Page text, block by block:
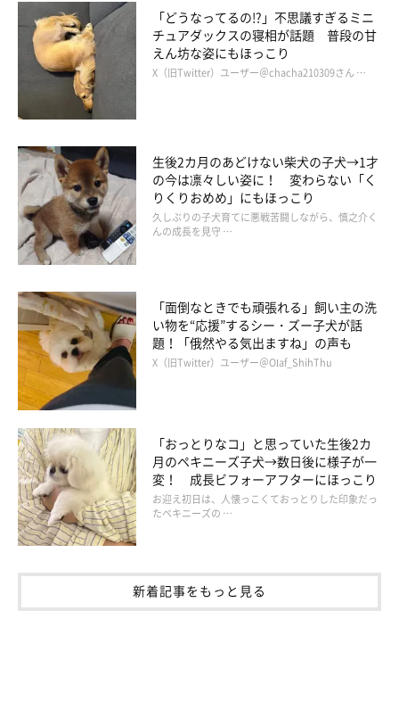
「どうなってるの!?」不思議すぎるミニ
チュアダックスの寝相が話題 普段の甘
えん坊な姿にもほっこり
X（旧Twitter）ユーザー＠chacha210309さん …
生後2カ月のあどけない柴犬の子犬→1才
の今は凛々しい姿に！ 変わらない「く
りくりおめめ」にもほっこり
久しぶりの子犬育てに悪戦苦闘しながら、慎之介く
んの成長を見守 …
「面倒なときでも頑張れる」飼い主の洗
い物を“応援”するシー・ズー子犬が話
題！「俄然やる気出ますね」の声も
X（旧Twitter）ユーザー＠Olaf_ShihThu
「おっとりなコ」と思っていた生後2カ
月のペキニーズ子犬→数日後に様子が一
変！ 成長ビフォーアフターにほっこり
お迎え初日は、人懐っこくておっとりした印象だっ
たペキニーズの …
新着記事をもっと見る